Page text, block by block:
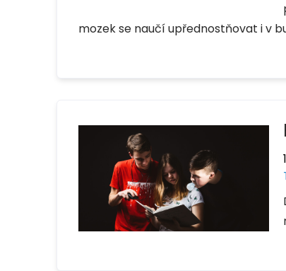
mozek se naučí upřednostňovat i v